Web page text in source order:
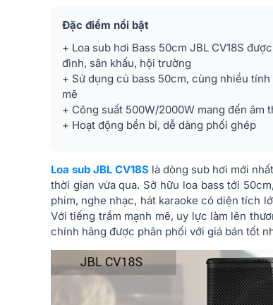
Đặc điểm nổi bật
+ Loa sub hơi Bass 50cm JBL CV18S
đình, sân khấu, hội trường
+ Sử dụng củ bass 50cm, cùng nhiều
mẽ
+ Công suất 500W/2000W mang đến âm
+ Hoạt động bền bỉ, dễ dàng phối ghép
Loa sub JBL CV18S là dòng sub hơi mới
thời gian vừa qua. Sở hữu loa bass tới
phim, nghe nhạc, hát karaoke có diện tích
Với tiếng trầm mạnh mẽ, uy lực làm lên
chính hãng được phân phối với giá bán tốt